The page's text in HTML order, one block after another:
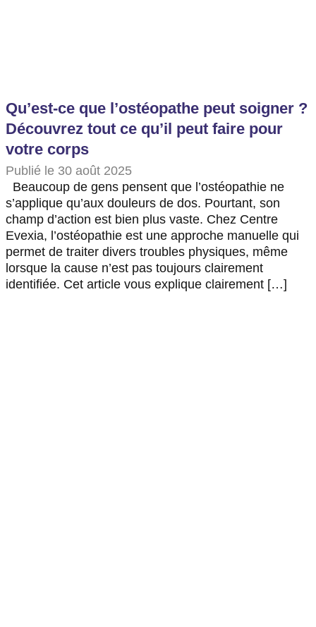
Qu’est-ce que l’ostéopathe peut soigner ?
Découvrez tout ce qu’il peut faire pour
votre corps
Publié le 30 août 2025
Beaucoup de gens pensent que l’ostéopathie ne
s’applique qu’aux douleurs de dos. Pourtant, son
champ d’action est bien plus vaste. Chez Centre
Evexia, l’ostéopathie est une approche manuelle qui
permet de traiter divers troubles physiques, même
lorsque la cause n’est pas toujours clairement
identifiée. Cet article vous explique clairement […]